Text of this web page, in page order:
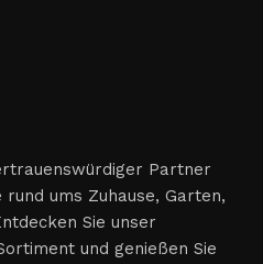
Partner
ums Zuhause, Garten,
Sie unser
und genießen Sie